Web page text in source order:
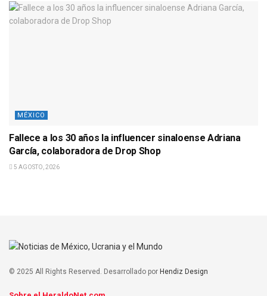
MÉXICO
Fallece a los 30 años la influencer sinaloense Adriana
García, colaboradora de Drop Shop
5 AGOSTO, 2026
© 2025 All Rights Reserved. Desarrollado por Hendiz Design